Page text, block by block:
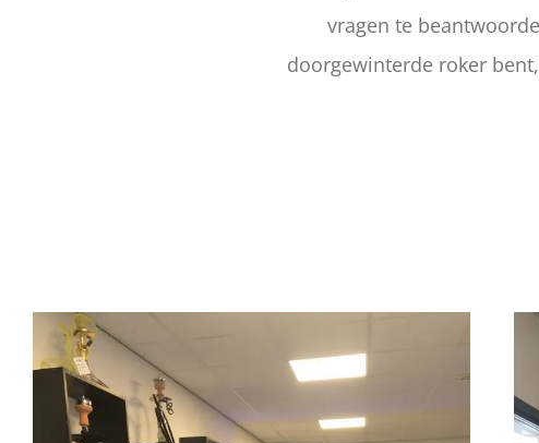
vragen te
doorgewinterde roker